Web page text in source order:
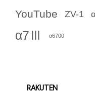
YouTube ZV-1
α7Ⅲ α6700
RAKUTEN